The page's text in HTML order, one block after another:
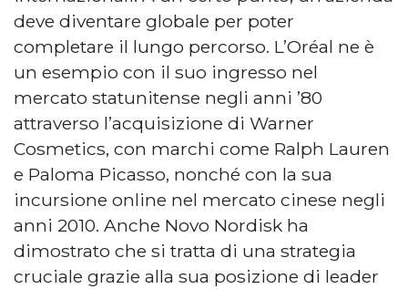
deve diventare globale per poter
completare il lungo percorso. L’Oréal ne è
un esempio con il suo ingresso nel
mercato statunitense negli anni ’80
attraverso l’acquisizione di Warner
Cosmetics, con marchi come Ralph Lauren
e Paloma Picasso, nonché con la sua
incursione online nel mercato cinese negli
anni 2010. Anche Novo Nordisk ha
dimostrato che si tratta di una strategia
cruciale grazie alla sua posizione di leader